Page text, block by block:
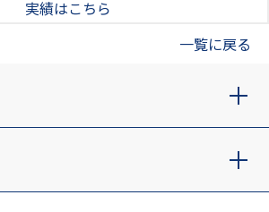
実績はこちら
一覧に戻る